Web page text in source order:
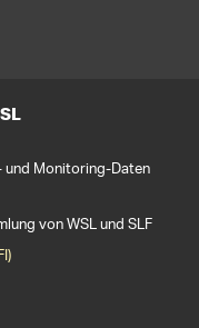
Monitoring-Daten
von WSL und SLF